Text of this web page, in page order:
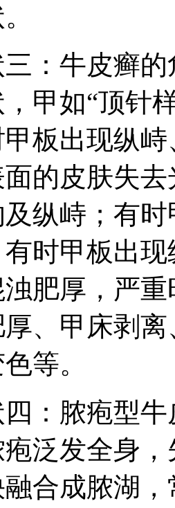
：牛皮癣
甲如“顶针
板出现纵
的皮肤失
纵峙；有
时甲板出
肥厚，严
、甲床剥
等。
：脓疱型
泛发全身
合成脓湖